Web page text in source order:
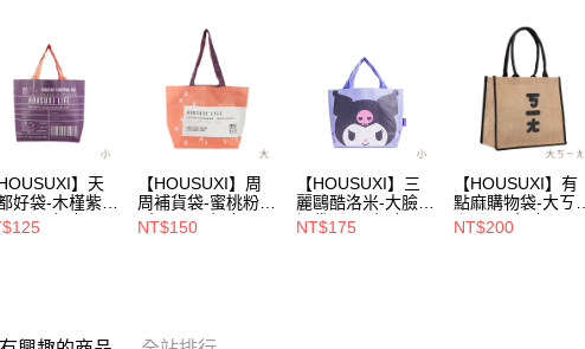
】天
好袋-木槿紫
【5周年慶↘三
折】
【HOUSUXI】周
周補貨袋-蜜桃粉
(大)【5周年慶↘三
件75折】
NT$150
【HOUSUXI】三
麗鷗酷洛米-大臉小
提袋【5周年慶↘
三件75折】
NT$175
【HOUSUXI】有
點麻購物袋-大ㄎㄧ
ㄤ【5周年慶↘三
件75折】
NT$200